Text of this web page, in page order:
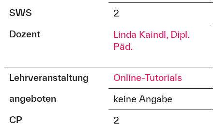
SWS
2
Dozent
Linda Kaindl, Dipl.
Päd.
Lehrveranstaltung
Online-Tutorials
angeboten
keine Angabe
CP
2